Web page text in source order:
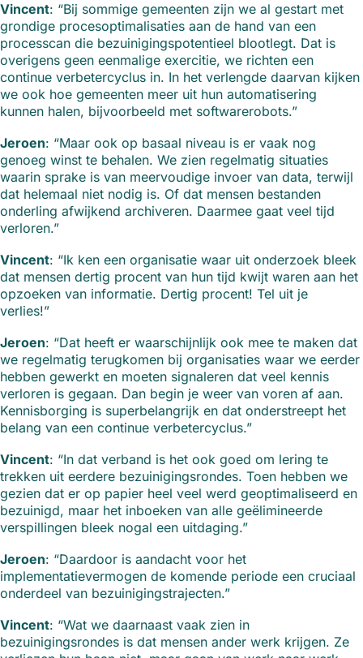
Vincent: “Bij sommige gemeenten zijn we al gestart met
grondige procesoptimalisaties aan de hand van een
processcan die bezuinigingspotentieel blootlegt. Dat is
overigens geen eenmalige exercitie, we richten een
continue verbetercyclus in. In het verlengde daarvan kijken
we ook hoe gemeenten meer uit hun automatisering
kunnen halen, bijvoorbeeld met softwarerobots.”
Jeroen: “Maar ook op basaal niveau is er vaak nog
genoeg winst te behalen. We zien regelmatig situaties
waarin sprake is van meervoudige invoer van data, terwijl
dat helemaal niet nodig is. Of dat mensen bestanden
onderling afwijkend archiveren. Daarmee gaat veel tijd
verloren.”
Vincent: “Ik ken een organisatie waar uit onderzoek bleek
dat mensen dertig procent van hun tijd kwijt waren aan het
opzoeken van informatie. Dertig procent! Tel uit je
verlies!”
Jeroen: “Dat heeft er waarschijnlijk ook mee te maken dat
we regelmatig terugkomen bij organisaties waar we eerder
hebben gewerkt en moeten signaleren dat veel kennis
verloren is gegaan. Dan begin je weer van voren af aan.
Kennisborging is superbelangrijk en dat onderstreept het
belang van een continue verbetercyclus.”
Vincent: “In dat verband is het ook goed om lering te
trekken uit eerdere bezuinigingsrondes. Toen hebben we
gezien dat er op papier heel veel werd geoptimaliseerd en
bezuinigd, maar het inboeken van alle geëlimineerde
verspillingen bleek nogal een uitdaging.”
Jeroen: “Daardoor is aandacht voor het
implementatievermogen de komende periode een cruciaal
onderdeel van bezuinigingstrajecten.”
Vincent: “Wat we daarnaast vaak zien in
bezuinigingsrondes is dat mensen ander werk krijgen. Ze